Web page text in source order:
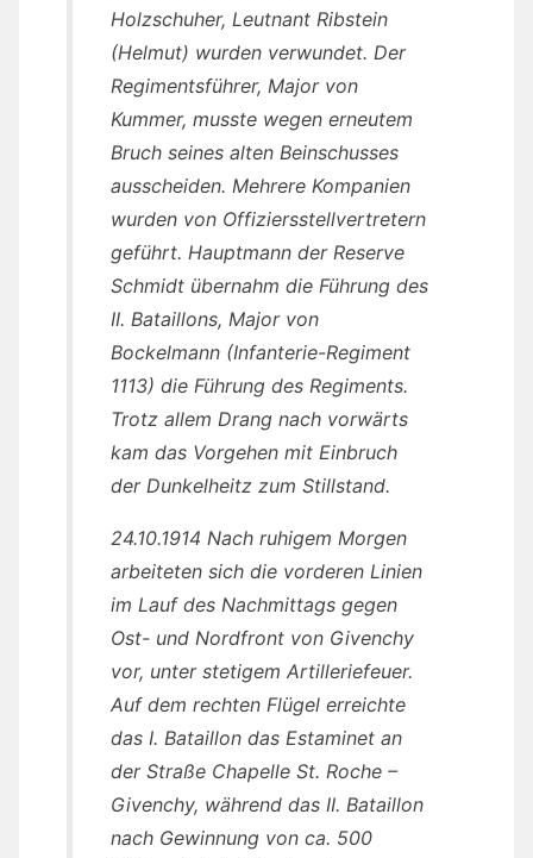
Holzschuher, Leutnant Ribstein
(Helmut) wurden verwundet. Der
Regimentsführer, Major von
Kummer, musste wegen erneutem
Bruch seines alten Beinschusses
ausscheiden. Mehrere Kompanien
wurden von Offiziersstellvertretern
geführt. Hauptmann der Reserve
Schmidt übernahm die Führung des
II. Bataillons, Major von
Bockelmann (Infanterie-Regiment
1113) die Führung des Regiments.
Trotz allem Drang nach vorwärts
kam das Vorgehen mit Einbruch
der Dunkelheitz zum Stillstand.
24.10.1914 Nach ruhigem Morgen
arbeiteten sich die vorderen Linien
im Lauf des Nachmittags gegen
Ost- und Nordfront von Givenchy
vor, unter stetigem Artilleriefeuer.
Auf dem rechten Flügel erreichte
das I. Bataillon das Estaminet an
der Straße Chapelle St. Roche –
Givenchy, während das II. Bataillon
nach Gewinnung von ca. 500